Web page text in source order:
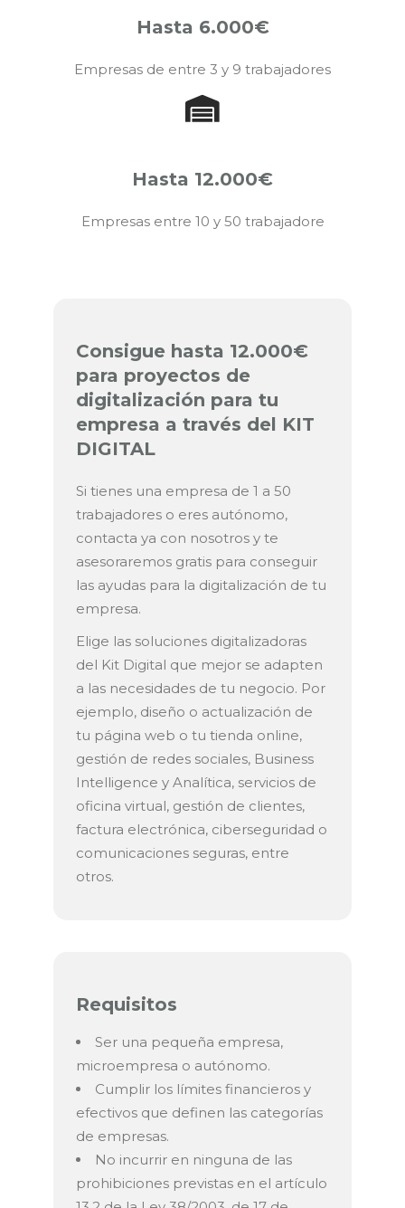
Hasta 6.000€
Empresas de entre 3 y 9 trabajadores
Hasta 12.000€
Empresas entre 10 y 50 trabajadore
Consigue hasta 12.000€
para proyectos de
digitalización para tu
empresa a través del KIT
DIGITAL
Si tienes una empresa de 1 a 50
trabajadores o eres autónomo,
contacta ya con nosotros y te
asesoraremos gratis para conseguir
las ayudas para la digitalización de tu
empresa.
Elige las soluciones digitalizadoras
del Kit Digital que mejor se adapten
a las necesidades de tu negocio. Por
ejemplo, diseño o actualización de
tu página web o tu tienda online,
gestión de redes sociales, Business
Intelligence y Analítica, servicios de
oficina virtual, gestión de clientes,
factura electrónica, ciberseguridad o
comunicaciones seguras, entre
otros.
Requisitos
Ser una pequeña empresa,
microempresa o autónomo.
Cumplir los límites financieros y
efectivos que definen las categorías
de empresas.
No incurrir en ninguna de las
prohibiciones previstas en el artículo